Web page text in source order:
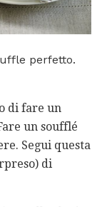
perfetto.
di fare un
un soufflé
Segui questa
di